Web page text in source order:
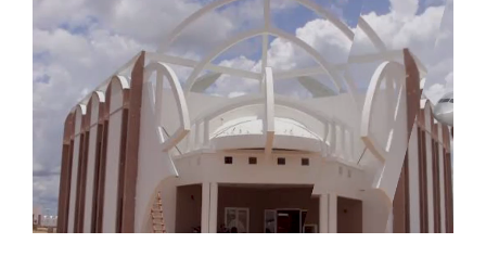
Activités
Réglementions
E-services
Contactez nous